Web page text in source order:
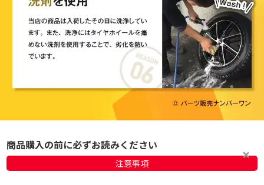
商品購入の前に必ずお読みください
注意事項